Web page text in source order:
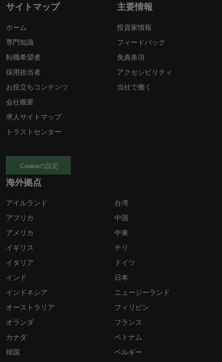
サイトマップ
ホーム
専門知識
転職希望者
採用担当者
お役立ちコンテンツ
会社概要
求人サイトマップ
トラストセンター
主要情報
投資家情報
フィードバック
免責条項
アクセシビリティ
当社で働く
Cookieの設定
海外拠点
アイルランド
アフリカ
アメリカ
イギリス
イタリア
インド
インドネシア
オーストラリア
オランダ
カナダ
韓国
台湾
中国
中東
チリ
ドイツ
日本
ニュージーランド
フィリピン
フランス
ベトナム
ベルギー